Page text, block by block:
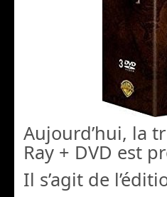
Aujourd’hui, la
Ray + DVD est
Il s’agit de